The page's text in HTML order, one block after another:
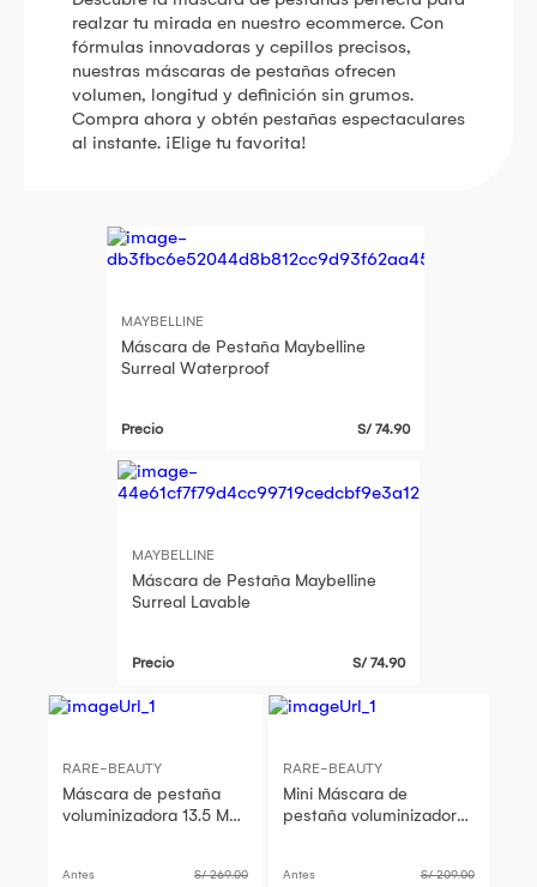
realzar tu mirada en nuestro ecommerce. Con
fórmulas innovadoras y cepillos precisos,
nuestras máscaras de pestañas ofrecen
volumen, longitud y definición sin grumos.
Compra ahora y obtén pestañas espectaculares
al instante. ¡Elige tu favorita!
MAYBELLINE
Máscara de Pestaña Maybelline
Surreal Waterproof
Precio S/ 74.90
MAYBELLINE
Máscara de Pestaña Maybelline
Surreal Lavable
Precio S/ 74.90
RARE-BEAUTY
Máscara de pestaña
voluminizadora 13.5 ML
Antes S/ 269.00
RARE-BEAUTY
Mini Máscara de
pestaña voluminizadora
Antes S/ 209.00